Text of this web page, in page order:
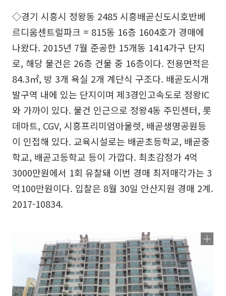
◇경기 시흥시 정왕동 2485 시흥배곧신도시호반베
르디움센트럴파크 = 815동 16층 1604호가 경매에
나왔다. 2015년 7월 준공한 15개동 1414가구 단지
로, 해당 물건은 26층 건물 중 16층이다. 전용면적은
84.3㎡, 방 3개 욕실 2개 계단식 구조다. 배곧도시개
발구역 내에 있는 단지이며 제3경인고속도로 정왕IC
와 가까이 있다. 물건 인근으로 정왕4동 주민센터, 롯
데마트, CGV, 시흥프리미엄아울렛, 배곧생명공원등
이 인접해 있다. 교육시설로는 배곧초등학교, 배곧중
학교, 배곧고등학교 등이 가깝다. 최초감정가 4억
3000만원에서 1회 유찰돼 이번 경매 최저매각가는 3
억100만원이다. 입찰은 8월 30일 안산지원 경매 2계.
2017-10834.